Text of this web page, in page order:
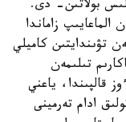
بولاتىن- دى.
زاماندا
تۋىندايتىن كاميلي
تىلىمەن
قالپىندا، ياعني
ادام تەرمينى